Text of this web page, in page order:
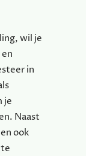
wil je
in
je
Naast
ook